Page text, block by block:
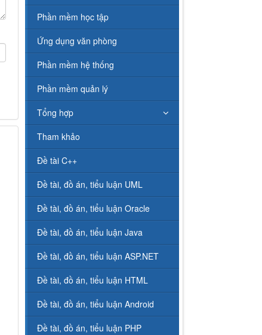
Phần mềm học tập
Ứng dụng văn phòng
Phần mềm hệ thống
Phần mềm quản lý
Tổng hợp
Tham khảo
Đề tài C++
Đề tài, đồ án, tiểu luận UML
Đề tài, đồ án, tiểu luận Oracle
Đề tài, đồ án, tiểu luận Java
Đề tài, đồ án, tiểu luận ASP.NET
Đề tài, đồ án, tiểu luận HTML
Đề tài, đồ án, tiểu luận Android
Đề tài, đồ án, tiểu luận PHP